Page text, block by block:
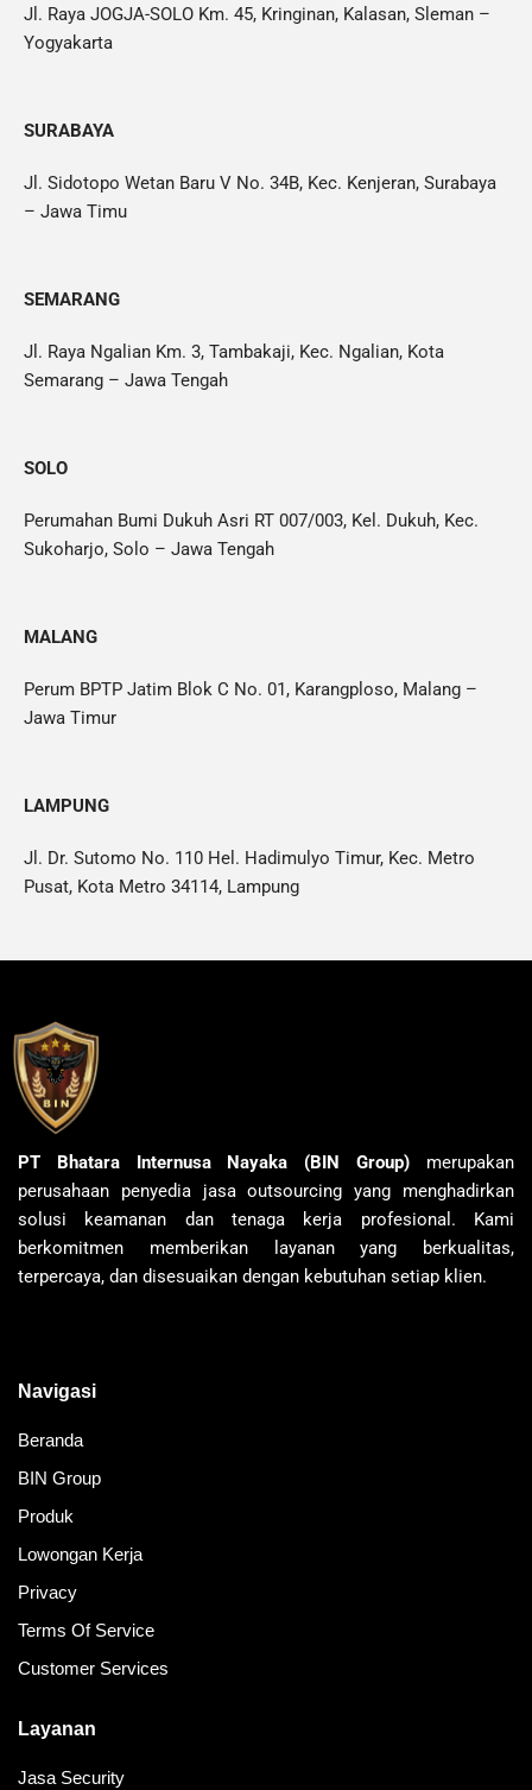
Jl. Raya JOGJA-SOLO Km. 45, Kringinan, Kalasan, Sleman –
Yogyakarta
SURABAYA
Jl. Sidotopo Wetan Baru V No. 34B, Kec. Kenjeran, Surabaya
– Jawa Timu
SEMARANG
Jl. Raya Ngalian Km. 3, Tambakaji, Kec. Ngalian, Kota
Semarang – Jawa Tengah
SOLO
Perumahan Bumi Dukuh Asri RT 007/003, Kel. Dukuh, Kec.
Sukoharjo, Solo – Jawa Tengah
MALANG
Perum BPTP Jatim Blok C No. 01, Karangploso, Malang –
Jawa Timur
LAMPUNG
Jl. Dr. Sutomo No. 110 Hel. Hadimulyo Timur, Kec. Metro
Pusat, Kota Metro 34114, Lampung
PT Bhatara Internusa Nayaka (BIN Group) merupakan
perusahaan penyedia jasa outsourcing yang menghadirkan
solusi keamanan dan tenaga kerja profesional. Kami
berkomitmen memberikan layanan yang berkualitas,
terpercaya, dan disesuaikan dengan kebutuhan setiap klien.
Navigasi
Beranda
BIN Group
Produk
Lowongan Kerja
Privacy
Terms Of Service
Customer Services
Layanan
Jasa Security